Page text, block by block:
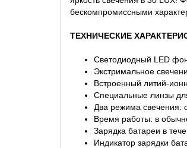
бескомпромиссными
ТЕХНИЧЕСКИЕ
Светодиодный LED
Экстримальное
Встроенный литий-
Специальные линзы
Два режима свечения:
Время работы: в
Зарядка батареи в
Индикатор зарядки